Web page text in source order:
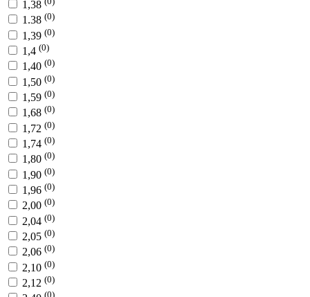
1,38
1.38 (0)
1,39 (0)
1,4 (0)
1,40 (0)
1,50 (0)
1,59 (0)
1,68 (0)
1,72 (0)
1,74 (0)
1,80 (0)
1,90 (0)
1,96 (0)
2,00 (0)
2,04 (0)
2,05 (0)
2,06 (0)
2,10 (0)
2,12 (0)
(0)